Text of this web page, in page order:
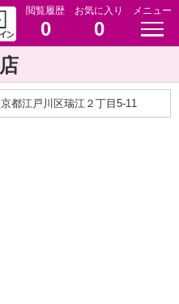
閲覧履歴
0
お気に入り
0
メニュー
都江戸川区瑞江２丁目5-11